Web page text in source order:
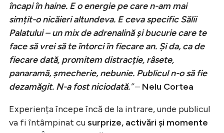
încapi în haine. E o energie pe care n-am mai
simțit-o nicăieri altundeva. E ceva specific Sălii
Palatului – un mix de adrenalină și bucurie care te
face să vrei să te întorci în fiecare an. Și da, ca de
fiecare dată, promitem distracție, râsete,
panaramă, șmecherie, nebunie. Publicul n-o să fie
dezamăgit. N-a fost niciodată.”– Nelu Cortea
Experiența începe încă de la intrare, unde publicul
va fi întâmpinat cusurprize, activări și momente